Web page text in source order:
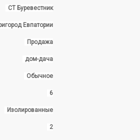
СТ Буревестник
Евпатории
Продажа
дом-дача
Обычное
6
Изолированные
2